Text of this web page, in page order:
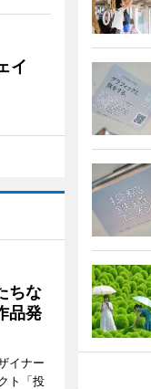
イ
ちな
品発
イナー
ト「投